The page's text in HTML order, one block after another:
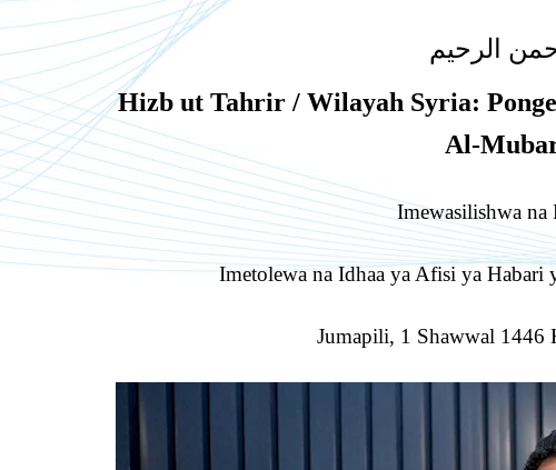
الرحيم
Hizb ut Tahrir / Wilayah Syria:
Al-
Imewasilishwa na
Imetolewa na Idhaa ya Afisi ya
Jumapili, 1 Shawwal 1446